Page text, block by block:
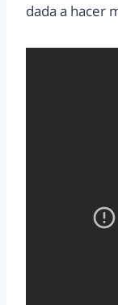
dada a hacer